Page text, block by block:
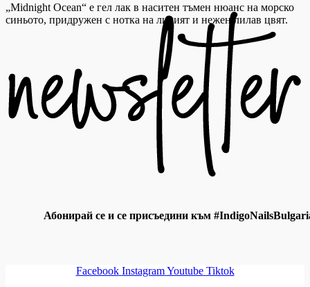
„Midnight Ocean“ е гел лак в наситен тъмен нюанс на морско
синьото, придружен с нотка на лилият и нежен лилав цвят.
Абонирай се и се присъедини към
Facebook Instagram Youtube Tiktok